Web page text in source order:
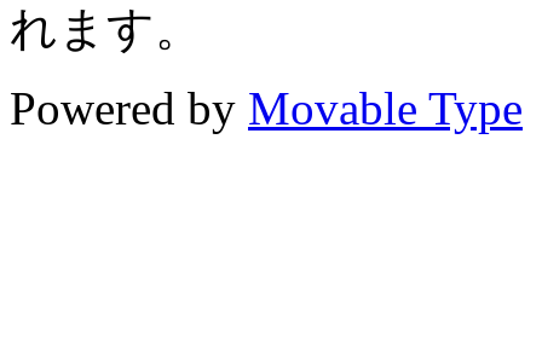
れます。
Powered by Movable Type